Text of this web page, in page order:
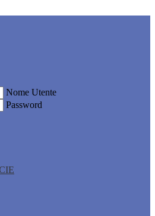
Nome Utente
Password